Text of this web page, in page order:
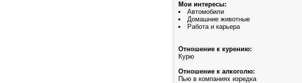
Мои интересы:
Автомобили
Домашние животные
Работа и карьера
Отношение к курению:
Курю
Отношение к алкоголю:
Пью в компаниях изредка